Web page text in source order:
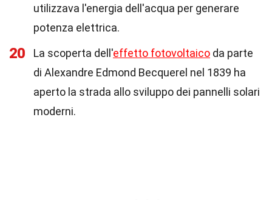
utilizzava l'energia dell'acqua per generare
potenza elettrica.
20 La scoperta dell'effetto fotovoltaico da parte
di Alexandre Edmond Becquerel nel 1839 ha
aperto la strada allo sviluppo dei pannelli solari
moderni.